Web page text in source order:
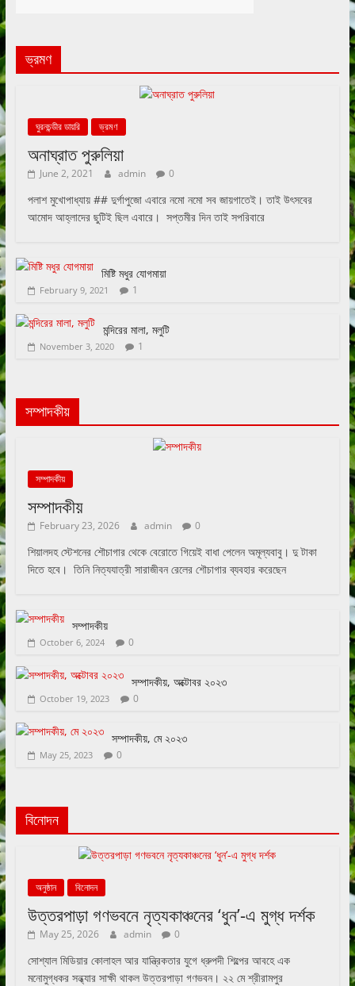
ভ্রমণ
ঘুরনচন্ডীর ডায়রি ভ্রমণ
অনাঘ্রাত পুরুলিয়া
June 2, 2021 admin 0
পলাশ মুখোপাধ্যায় ## দুর্গাপুজো এবারে নমো নমো সব জায়গাতেই। তাই উৎসবের
আমোদ আহ্লাদের ছুটিই ছিল এবারে। সপ্তমীর দিন তাই সপরিবারে
মিষ্টি মধুর যোগমায়া
February 9, 2021 1
মন্দিরের মালা, মলুটি
November 3, 2020 1
সম্পাদকীয়
সম্পাদকীয়
সম্পাদকীয়
February 23, 2026 admin 0
শিয়ালদহ স্টেশনের শৌচাগার থেকে বেরোতে গিয়েই বাধা পেলেন অমূল্যবাবু। দু টাকা
দিতে হবে। তিনি নিত্যযাত্রী সারাজীবন রেলের শৌচাগার ব্যবহার করেছেন
সম্পাদকীয়
October 6, 2024 0
সম্পাদকীয়, অক্টোবর ২০২৩
October 19, 2023 0
সম্পাদকীয়, মে ২০২৩
May 25, 2023 0
বিনোদন
অনুষ্ঠান বিনোদন
উত্তরপাড়া গণভবনে নৃত্যকাঞ্চনের ‘ধুন’-এ মুগ্ধ দর্শক
May 25, 2026 admin 0
সোশ্যাল মিডিয়ার কোলাহল আর যান্ত্রিকতার যুগে ধ্রুপদী শিল্পের আবহে এক
মনোমুগ্ধকর সন্ধ্যার সাক্ষী থাকল উত্তরপাড়া গণভবন। ২২ মে শ্রীরামপুর